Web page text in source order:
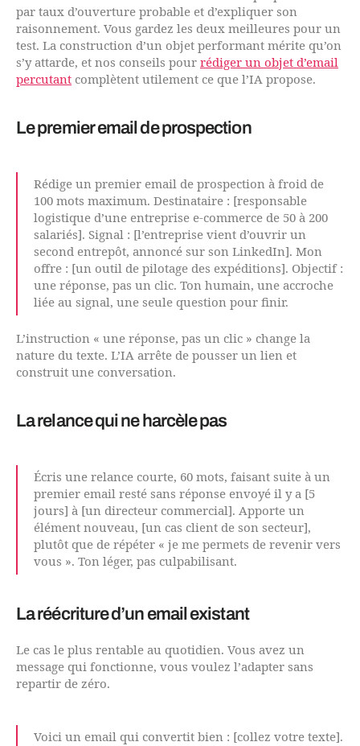
par taux d’ouverture probable et d’expliquer son
raisonnement. Vous gardez les deux meilleures pour un
test. La construction d’un objet performant mérite qu’on
s’y attarde, et nos conseils pour rédiger un objet d’email
percutant complètent utilement ce que l’IA propose.
Le premier email de prospection
Rédige un premier email de prospection à froid de
100 mots maximum. Destinataire : [responsable
logistique d’une entreprise e-commerce de 50 à 200
salariés]. Signal : [l’entreprise vient d’ouvrir un
second entrepôt, annoncé sur son LinkedIn]. Mon
offre : [un outil de pilotage des expéditions]. Objectif :
une réponse, pas un clic. Ton humain, une accroche
liée au signal, une seule question pour finir.
L’instruction « une réponse, pas un clic » change la
nature du texte. L’IA arrête de pousser un lien et
construit une conversation.
La relance qui ne harcèle pas
Écris une relance courte, 60 mots, faisant suite à un
premier email resté sans réponse envoyé il y a [5
jours] à [un directeur commercial]. Apporte un
élément nouveau, [un cas client de son secteur],
plutôt que de répéter « je me permets de revenir vers
vous ». Ton léger, pas culpabilisant.
La réécriture d’un email existant
Le cas le plus rentable au quotidien. Vous avez un
message qui fonctionne, vous voulez l’adapter sans
repartir de zéro.
Voici un email qui convertit bien : [collez votre texte].